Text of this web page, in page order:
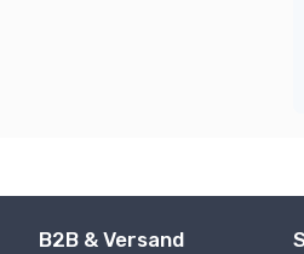
B2B & Versand